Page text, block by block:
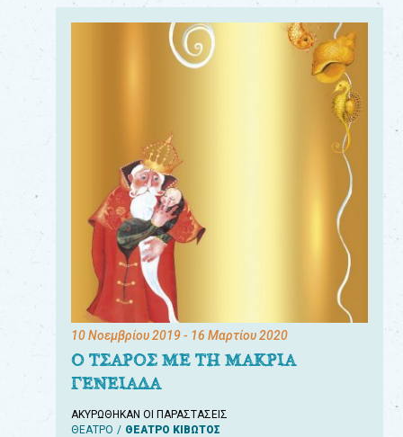
10 Νοεμβρίου 2019- 16 Μαρτίου 2020
Ο ΤΣΑΡΟΣ ΜΕ ΤΗ ΜΑΚΡΙΑ
ΓΕΝΕΙΑΔΑ
ΑΚΥΡΩΘΗΚΑΝ ΟΙ ΠΑΡΑΣΤΑΣΕΙΣ
ΘΕΑΤΡΟ
ΘΕΑΤΡΟ ΚΙΒΩΤΟΣ